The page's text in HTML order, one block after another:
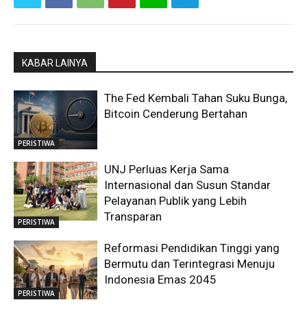
KABAR LAINYA
PERISTIWA
The Fed Kembali Tahan Suku Bunga,
Bitcoin Cenderung Bertahan
PERISTIWA
UNJ Perluas Kerja Sama
Internasional dan Susun Standar
Pelayanan Publik yang Lebih
Transparan
PERISTIWA
Reformasi Pendidikan Tinggi yang
Bermutu dan Terintegrasi Menuju
Indonesia Emas 2045